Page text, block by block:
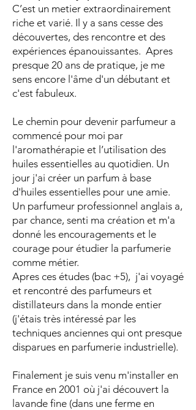
C’est un metier extraordinairement
riche et varié. Il y a sans cesse des
découvertes, des rencontre et des
expériences épanouissantes. Apres
presque 20 ans de pratique, je me
sens encore l'âme d'un débutant et
c'est fabuleux.
Le chemin pour devenir parfumeur a
commencé pour moi par
l'aromathérapie et l’utilisation des
huiles essentielles au quotidien. Un
jour j'ai créer un parfum à base
d'huiles essentielles pour une amie.
Un parfumeur professionnel anglais a,
par chance, senti ma création et m'a
donné les encouragements et le
courage pour étudier la parfumerie
comme métier.
Apres ces études (bac +5), j'ai voyagé
et rencontré des parfumeurs et
distillateurs dans la monde entier
(j'étais très intéressé par les
techniques anciennes qui ont presque
disparues en parfumerie industrielle).
Finalement je suis venu m'installer en
France en 2001 où j'ai découvert la
lavande fine (dans une ferme en